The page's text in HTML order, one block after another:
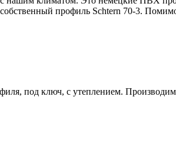
собственный профиль Schtern 70-3.
под ключ, с утеплением.